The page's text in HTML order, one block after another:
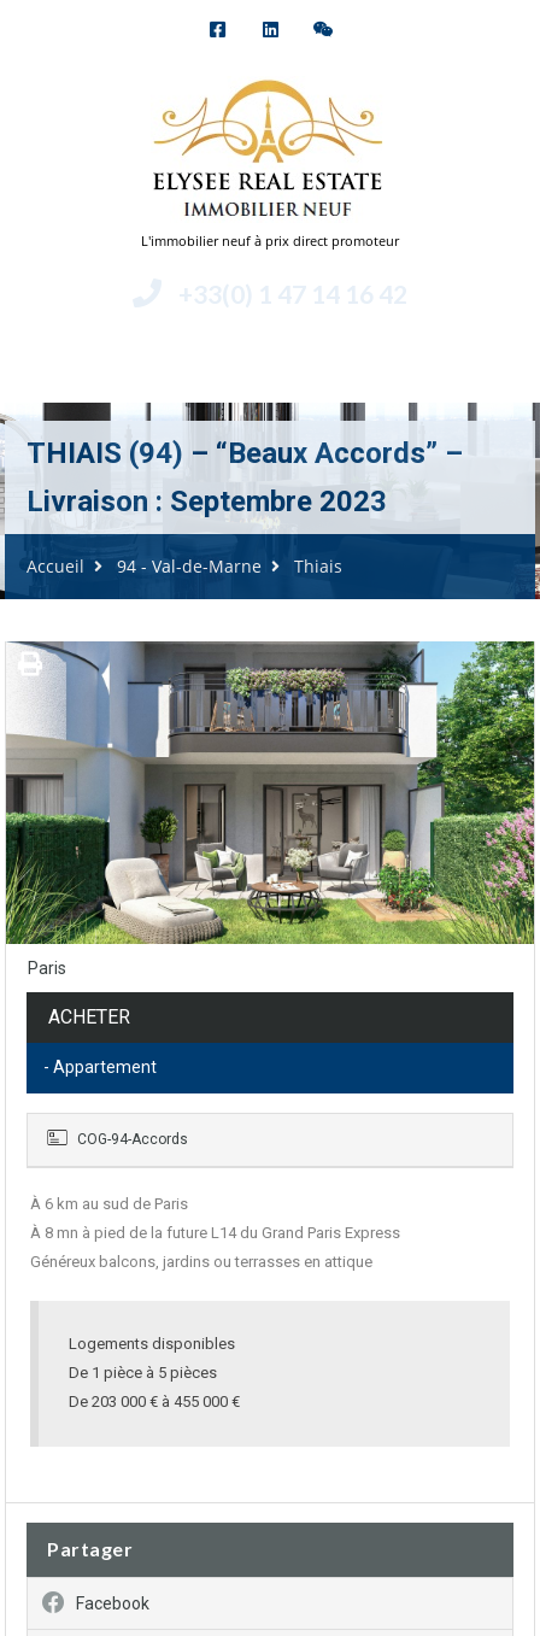
L'immobilier neuf à prix direct promoteur
+33(0) 1 47 14 16 42
THIAIS (94) – “Beaux Accords” –
Livraison : Septembre 2023
Accueil 94 - Val-de-Marne Thiais
Paris
ACHETER
- Appartement
COG-94-Accords
À 6 km au sud de Paris
À 8 mn à pied de la future L14 du Grand Paris Express
Généreux balcons, jardins ou terrasses en attique
Logements disponibles
De 1 pièce à 5 pièces
De 203 000 € à 455 000 €
Partager
Facebook